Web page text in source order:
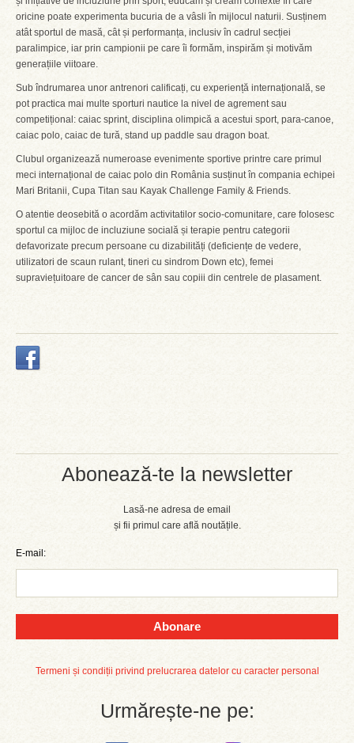
Abonează-te la newsletter
Lasă-ne adresa de email
și fii primul care află noutățile.
E-mail:
Abonare
Termeni și condiții privind prelucrarea datelor cu caracter personal
Urmărește-ne pe:
oricine poate experimenta bucuria de a vâsli în mijlocul naturii. Susținem
atât sportul de masă, cât și performanța, inclusiv în cadrul secției
paralimpice, iar prin campionii pe care îi formăm, inspirăm și motivăm
generațiile viitoare.
Sub îndrumarea unor antrenori calificați, cu experiență internațională, se
pot practica mai multe sporturi nautice la nivel de agrement sau
competițional: caiac sprint, disciplina olimpică a acestui sport, para-canoe,
caiac polo, caiac de tură, stand up paddle sau dragon boat.
Clubul organizează numeroase evenimente sportive printre care primul
meci internațional de caiac polo din România susținut în compania echipei
Mari Britanii, Cupa Titan sau Kayak Challenge Family & Friends.
O atentie deosebită o acordăm activitatilor socio-comunitare, care folosesc
sportul ca mijloc de incluziune socială și terapie pentru categorii
defavorizate precum persoane cu dizabilități (deficiențe de vedere,
utilizatori de scaun rulant, tineri cu sindrom Down etc), femei
supraviețuitoare de cancer de sân sau copiii din centrele de plasament.